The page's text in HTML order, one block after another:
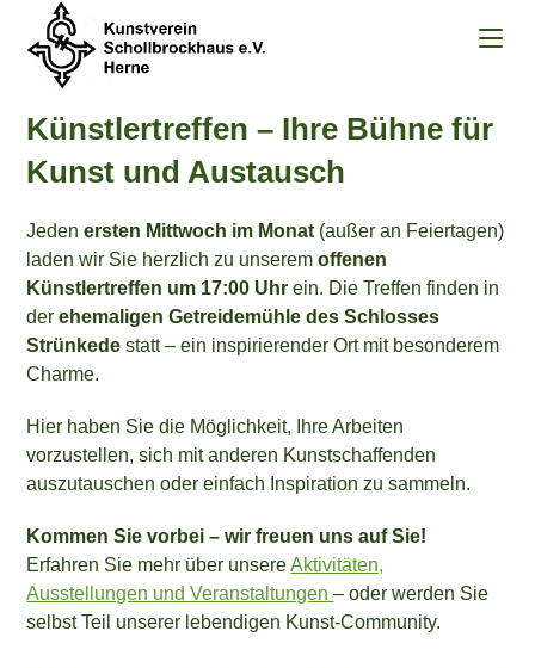
springen
Künstlertreffen – Ihre Bühne für
Kunst und Austausch
Jedenersten Mittwoch im Monat (außer an Feiertagen)
laden wir Sie herzlich zu unseremoffenen
Künstlertreffen um 17:00 Uhr ein. Die Treffen finden in
derehemaligen Getreidemühle des Schlosses
Strünkede statt – ein inspirierender Ort mit besonderem
Charme.
Hier haben Sie die Möglichkeit, Ihre Arbeiten
vorzustellen, sich mit anderen Kunstschaffenden
auszutauschen oder einfach Inspiration zu sammeln.
Kommen Sie vorbei – wir freuen uns auf Sie!
Erfahren Sie mehr über unsereAktivitäten,
Ausstellungen und Veranstaltungen– oder werden Sie
selbst Teil unserer lebendigen Kunst-Community.